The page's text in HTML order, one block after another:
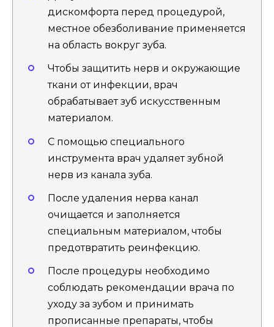
дискомфорта перед процедурой,
местное обезболивание применяется
на область вокруг зуба.
Чтобы защитить нерв и окружающие
ткани от инфекции, врач
обрабатывает зуб искусственным
материалом.
С помощью специального
инструмента врач удаляет зубной
нерв из канала зуба.
После удаления нерва канал
очищается и заполняется
специальным материалом, чтобы
предотвратить реинфекцию.
После процедуры необходимо
соблюдать рекомендации врача по
уходу за зубом и принимать
прописанные препараты, чтобы